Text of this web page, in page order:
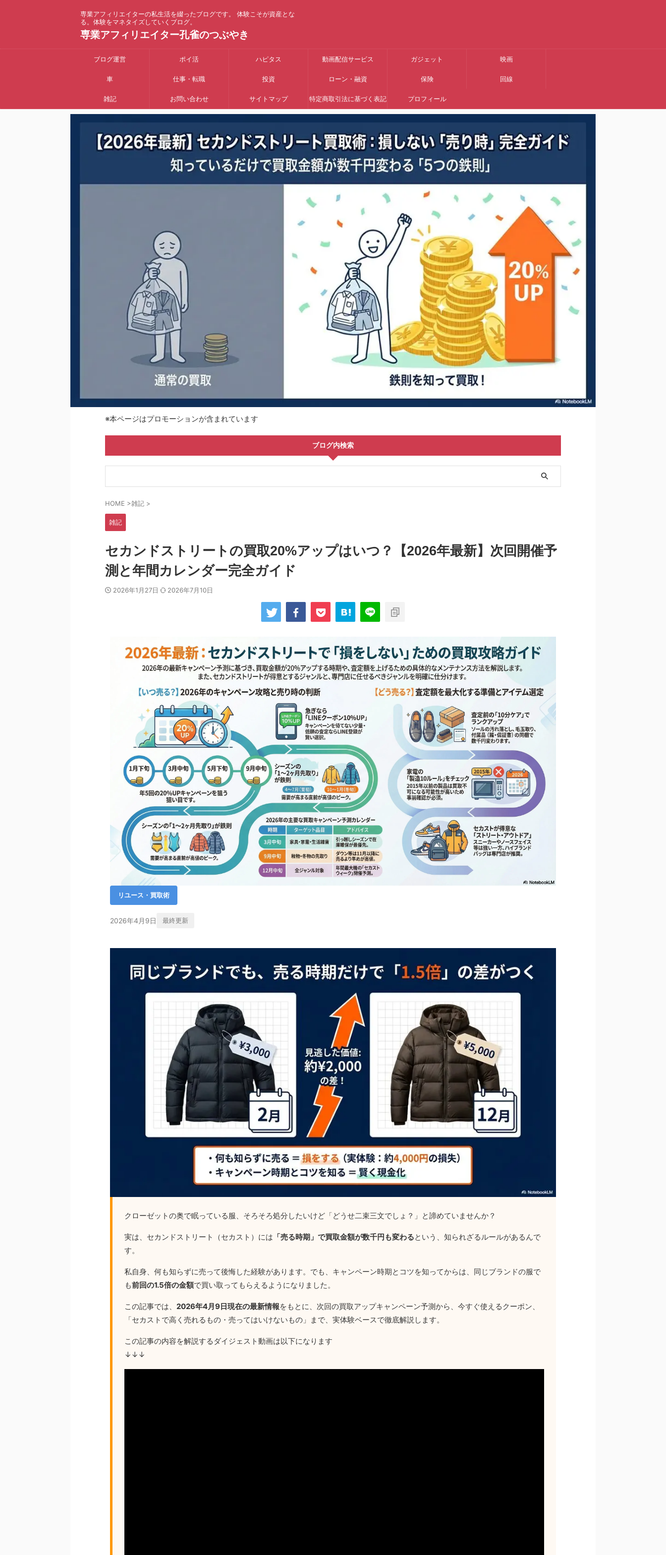
専業アフィリエイターの私生活を綴ったブログです。 体験こそが資産とな
る。体験をマネタイズしていくブログ。
専業アフィリエイター孔雀のつぶやき
ブログ運営 ポイ活 ハピタス 動画配信サービス ガジェット 映画
車 仕事・転職 投資 ローン・融資 保険 回線
雑記 お問い合わせ サイトマップ 特定商取引法に基づく表記 プロフィール
※本ページはプロモーションが含まれています
ブログ内検索
HOME >雑記 >
雑記
セカンドストリートの買取20%アップはいつ？【2026年最新】次回開催予
測と年間カレンダー完全ガイド
2026年1月27日 2026年7月10日
リユース・買取術
2026年4月9日 最終更新
クローゼットの奥で眠っている服、そろそろ処分したいけど「どうせ二束三文でしょ？」と諦めていませんか？
実は、セカンドストリート（セカスト）には 「売る時期」で買取金額が数千円も変わるという、知られざるルールがあるんで
す。
私自身、何も知らずに売って後悔した経験があります。でも、キャンペーン時期とコツを知ってからは、同じブランドの服で
も前回の1.5倍の金額で買い取ってもらえるようになりました。
この記事では、 2026年4月9日現在の最新情報をもとに、次回の買取アップキャンペーン予測から、今すぐ使えるクーポン、
「セカストで高く売れるもの・売ってはいけないもの」まで、実体験ベースで徹底解説します。
この記事の内容を解説するダイジェスト動画は以下になります
↓↓↓